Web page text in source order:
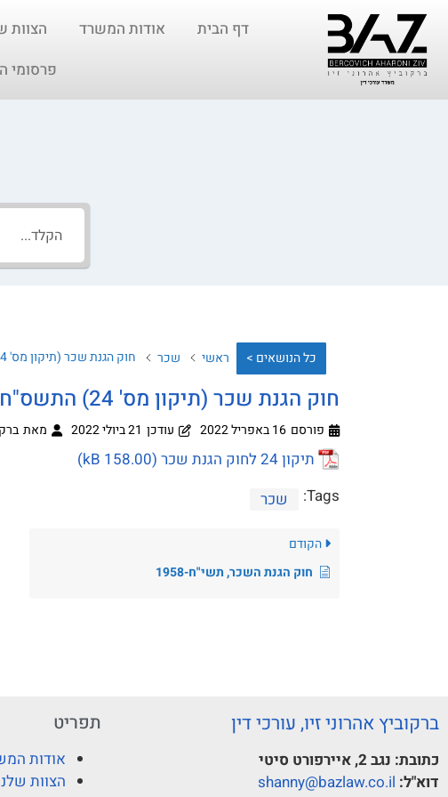
דף הבית אודות המשרד הצוות
פרסומי
כל הנושאים > ראשי שכר חוק הגנת שכר (תיקון מס' 24) התשס"ח – 2008
חוק הגנת שכר (תיקון מס' 24) התשס"ח – 2008
פורסם 16 באפריל 2022 עודכן 21 ביולי 2022 מאת
תיקון 24 לחוק הגנת שכר
Tags:
שכר
הקודם
חוק הגנת השכר, תשי"ח-1958
ברקוביץ אהרוני זיו, עורכי דין
כתובת: נגב 2, איירפורט סיטי
דוא"ל: shanny@bazlaw.co.il
תפריט
אודות
הצוות